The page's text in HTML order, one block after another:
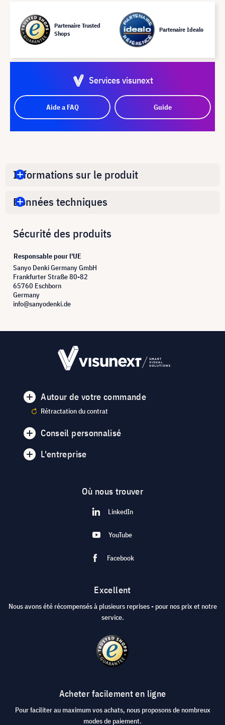
Partenaire Trusted
Shops
Partenaire Idealo
Services visunext
Aide a FAQ Guide
Informations sur le produit
Données techniques
Sécurité des produits
Responsable pour l'UE
Sanyo Denki Germany GmbH
Frankfurter Straße 80-82
65760 Eschborn
Germany
info@sanyodenki.de
Autour de votre commande
Rétractation du contrat
Conseil personnalisé
L'entreprise
Où nous trouver
LinkedIn
YouTube
Facebook
Excellent
Nous avons été récompensés à plusieurs reprises - pour nos prix et notre
service.
Acheter facilement en ligne
Pour faciliter au maximum vos achats, nous proposons de nombreux
modes de paiement.